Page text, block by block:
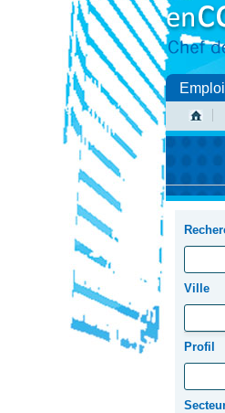
Ville
Profil